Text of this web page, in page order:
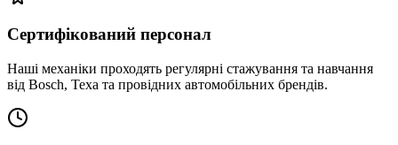
Сертифікований персонал
Наші механіки проходять регулярні стажування та навчання
від Bosch, Texa та провідних автомобільних брендів.